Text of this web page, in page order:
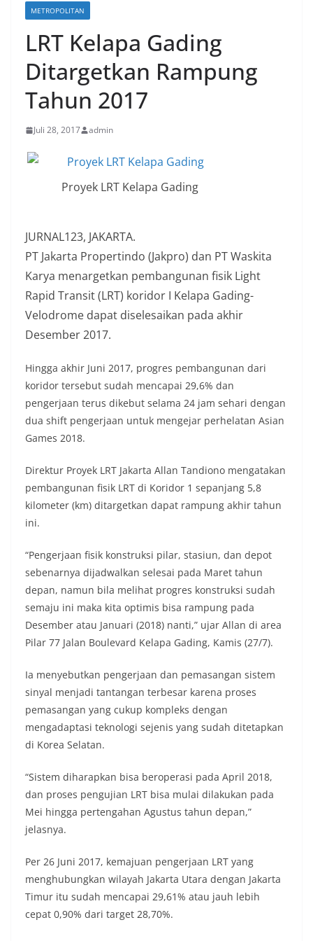
METROPOLITAN
LRT Kelapa Gading
Ditargetkan Rampung
Tahun 2017
Juli 28, 2017 admin
Proyek LRT Kelapa Gading
JURNAL123, JAKARTA.
PT Jakarta Propertindo (Jakpro) dan PT Waskita
Karya menargetkan pembangunan fisik Light
Rapid Transit (LRT) koridor I Kelapa Gading-
Velodrome dapat diselesaikan pada akhir
Desember 2017.
Hingga akhir Juni 2017, progres pembangunan dari
koridor tersebut sudah mencapai 29,6% dan
pengerjaan terus dikebut selama 24 jam sehari dengan
dua shift pengerjaan untuk mengejar perhelatan Asian
Games 2018.
Direktur Proyek LRT Jakarta Allan Tandiono mengatakan
pembangunan fisik LRT di Koridor 1 sepanjang 5,8
kilometer (km) ditargetkan dapat rampung akhir tahun
ini.
“Pengerjaan fisik konstruksi pilar, stasiun, dan depot
sebenarnya dijadwalkan selesai pada Maret tahun
depan, namun bila melihat progres konstruksi sudah
semaju ini maka kita optimis bisa rampung pada
Desember atau Januari (2018) nanti,” ujar Allan di area
Pilar 77 Jalan Boulevard Kelapa Gading, Kamis (27/7).
Ia menyebutkan pengerjaan dan pemasangan sistem
sinyal menjadi tantangan terbesar karena proses
pemasangan yang cukup kompleks dengan
mengadaptasi teknologi sejenis yang sudah ditetapkan
di Korea Selatan.
“Sistem diharapkan bisa beroperasi pada April 2018,
dan proses pengujian LRT bisa mulai dilakukan pada
Mei hingga pertengahan Agustus tahun depan,”
jelasnya.
Per 26 Juni 2017, kemajuan pengerjaan LRT yang
menghubungkan wilayah Jakarta Utara dengan Jakarta
Timur itu sudah mencapai 29,61% atau jauh lebih
cepat 0,90% dari target 28,70%.